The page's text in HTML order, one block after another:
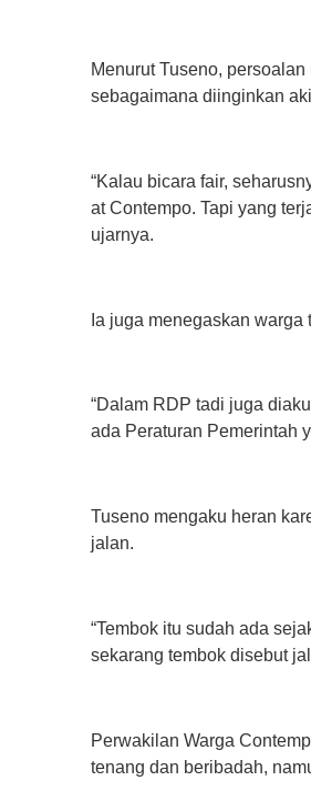
‎Menurut Tuseno,
sebagaimana diinginkan
‎“Kalau bicara fair,
at Contempo. Tapi yang
ujarnya.
‎Ia juga menegaskan
‎“Dalam RDP tadi juga
ada Peraturan Pemerintah
‎Tuseno mengaku heran
jalan.
‎“Tembok itu sudah ada
sekarang tembok disebut
‎Perwakilan Warga
tenang dan beribadah,